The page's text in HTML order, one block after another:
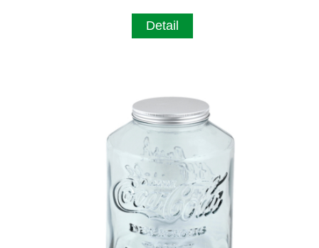
Detail